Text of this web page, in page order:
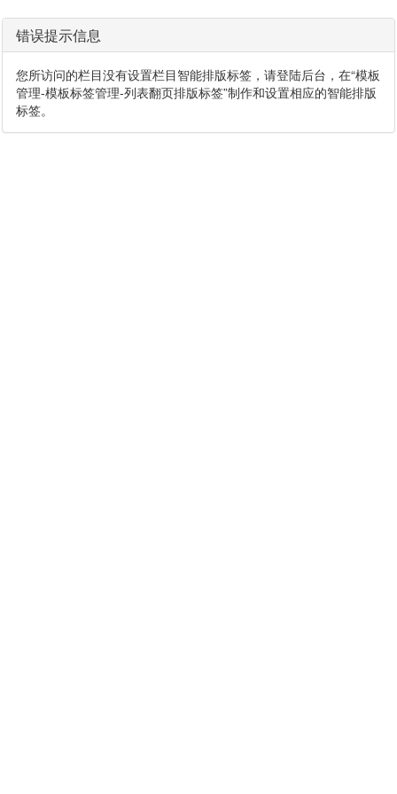
错误提示信息
您所访问的栏目没有设置栏目智能排版标签，请登陆后台，在“模板
管理-模板标签管理-列表翻页排版标签”制作和设置相应的智能排版
标签。